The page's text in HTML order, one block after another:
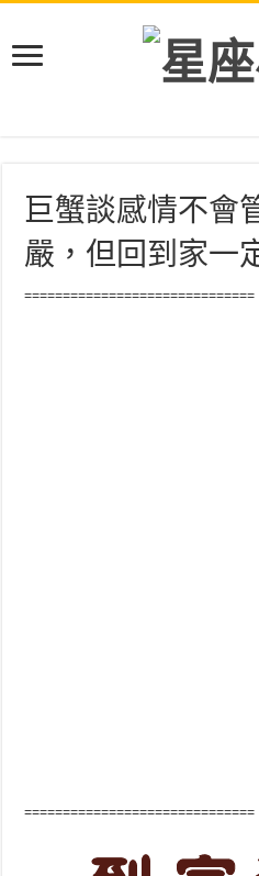
巨蟹談感情不會
嚴，但回到家一
==============================
==============================